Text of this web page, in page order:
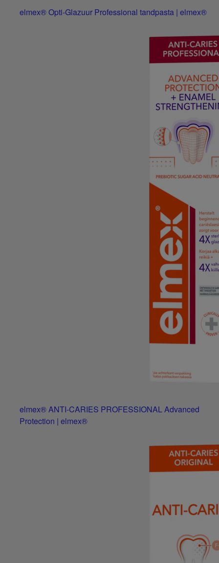
elmex® Opti-Glazuur Professional tandpasta | elmex®
elmex® ANTI-CARIES PROFESSIONAL Advanced
Protection | elmex®